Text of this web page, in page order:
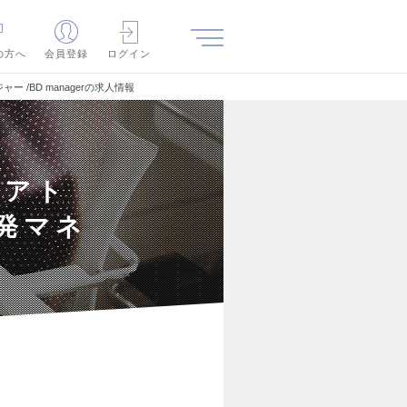
方へ 会員登録 ログイン
ー /BD managerの求人情報
ト
マネ